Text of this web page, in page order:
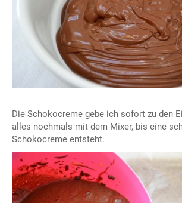
Die Schokocreme gebe ich sofort zu den
alles nochmals mit dem Mixer, bis eine
Schokocreme entsteht.